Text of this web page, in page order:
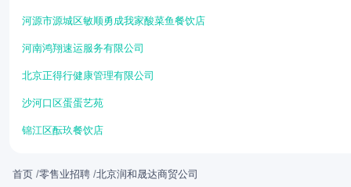
河源市源城区敏顺勇成我家酸菜鱼餐饮店
河南鸿翔速运服务有限公司
北京正得行健康管理有限公司
沙河口区蛋蛋艺苑
锦江区酝玖餐饮店
首页 /零售业招聘 /北京润和晟达商贸公司